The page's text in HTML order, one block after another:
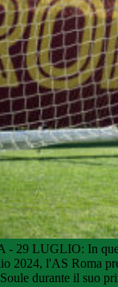
29 LUGLIO: In
2024, l'AS Roma
durante il suo